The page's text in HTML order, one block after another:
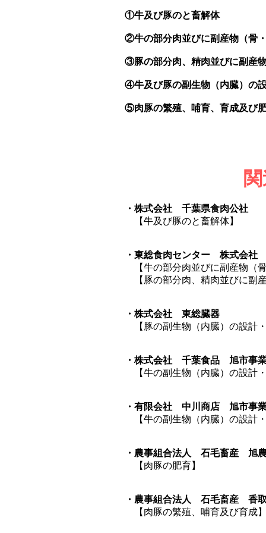
①牛及び豚のと畜解体
②牛の部分肉並びに副産物（骨・脂
③豚の部分肉、精肉並びに副産物（
④牛及び豚の副生物（内臓）の設計
⑤肉豚の繁殖、哺育、育成及び肥
・株式会社 千葉県食肉公社
【牛及び豚のと畜解体】
・東総食肉センター 株式会社
【牛の部分肉並びに副産物（骨・
【豚の部分肉、精肉並びに副産物（
・株式会社 東総臓器
【豚の副生物（内臓）の設計・開
・株式会社 千葉食品 旭市事業
【牛の副生物（内臓）の設計・開
・有限会社 中川商店 旭市事業
【牛の副生物（内臓）の設計・開
・農事組合法人 石毛畜産 旭農
【肉豚の肥育】
・農事組合法人 石毛畜産 香取
【肉豚の繁殖、哺育及び育成